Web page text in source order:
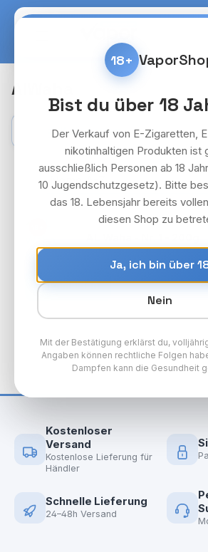
Zum Hauptinhalt springen
AlWaha
Kategorien
AL WAHA
Preise nach Login
Anmelden
Kostenloser
Versand
Kostenlose Lieferung für
Händler
Schnelle Lieferung
24–48h Versand
18+
Bist du über 18
Der Verkauf von E-Zigaretten,
nikotinhaltigen Produkten ist
ausschließlich Personen ab 18
10 Jugendschutzgesetz). Bitte
das 18. Lebensjahr bereits
diesen Shop zu
Ja, ich bin über
Nein
Mit der Bestätigung erklärst du,
Angaben können rechtliche Folgen
Dampfen kann die Gesundheit